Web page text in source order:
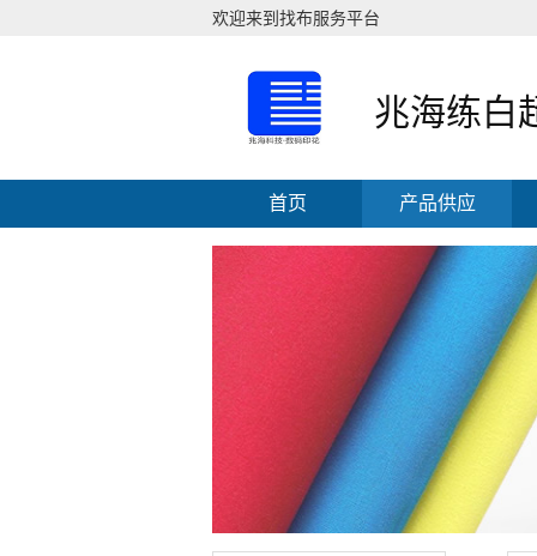
欢迎来到找布服务平台
兆海练白
首页 产品供应